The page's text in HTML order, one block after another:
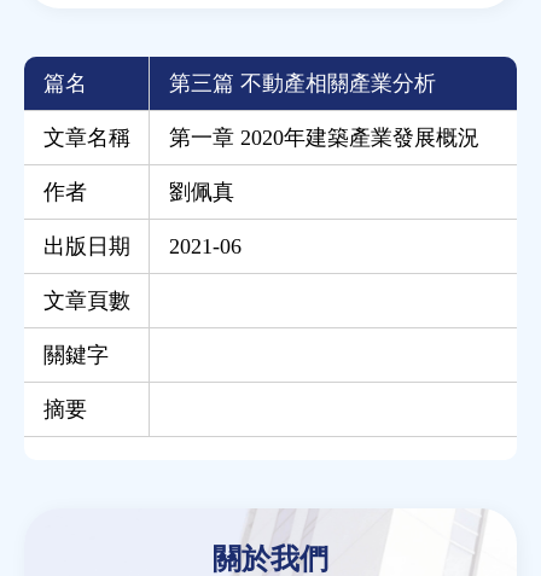
篇名 第三篇 不動產相關產業分析
文章名稱 第一章 2020年建築產業發展概況
作者 劉佩真
出版日期 2021-06
文章頁數
關鍵字
摘要
關於我們